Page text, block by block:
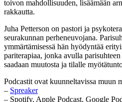
toivon mahdollisuuden, lisäämään
rakkautta.
Juha Petterson on pastori ja
seurakunnan perheneuvojana.
ymmärtämisessä hän hyödyntää
pariterapiaa, jonka avulla
saadaan muutosta ja tilalle
Podcastit ovat kuunneltavissa muun
– Spreaker
– Spotify, Apple Podcast, Google